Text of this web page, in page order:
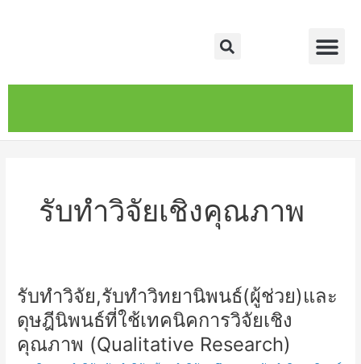
Search
รับทำวิจัยเชิงคุณภาพ
รับทำวิจัย,รับทำวิทยานิพนธ์(ผู้ช่วย)และ
ดุษฎีนิพนธ์ที่ใช้เทคนิคการวิจัยเชิง
คุณภาพ (Qualitative Research)
รับ
วิจัย,รับ
ทำ